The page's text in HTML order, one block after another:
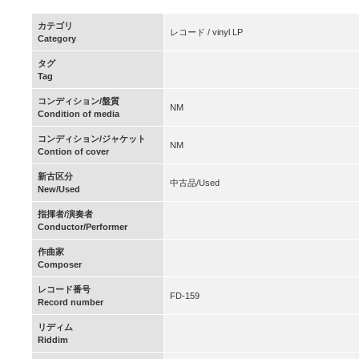
カテゴリ
Category
レコード / vinyl LP
タグ
Tag
コンディション/盤質
Condition of media
NM
コンディション/ジャケット
Contion of cover
NM
新古区分
New/Used
中古品/Used
指揮者/演奏者
Conductor/Performer
作曲家
Composer
レコード番号
Record number
FD-159
リディム
Riddim